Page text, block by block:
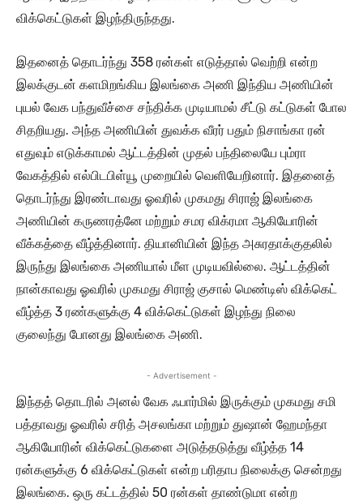
விக்கெட்டுகள் இழந்திருந்தது.
இதனைத் தொடர்ந்து 358 ரன்கள் எடுத்தால் வெற்றி என்ற
இலக்குடன் களமிறங்கிய இலங்கை அணி இந்திய அணியின்
புயல் வேக பந்துவீச்சை சந்திக்க முடியாமல் சீட்டு கட்டுகள் போல
சிதறியது. அந்த அணியின் துவக்க வீரர் பதும் நிசாங்கா ரன்
எதுவும் எடுக்காமல் ஆட்டத்தின் முதல் பந்திலையே பும்ரா
வேகத்தில் எல்பிடபிள்யூ முறையில் வெளியேறினார். இதனைத்
தொடர்ந்து இரண்டாவது ஓவரில் முகமது சிராஜ் இலங்கை
அணியின் கருணரத்னே மற்றும் சமர விக்ரமா ஆகியோரின்
வீக்கத்தை வீழ்த்தினார். தியானியின் இந்த அசுரதாக்குதலில்
இருந்து இலங்கை அணியால் மீள முடியவில்லை. ஆட்டத்தின்
நான்காவது ஓவரில் முகமது சிராஜ் குசால் மெண்டிஸ் விக்கெட்
வீழ்த்த 3 ரண்களுக்கு 4 விக்கெட்டுகள் இழந்து நிலை
குலைந்து போனது இலங்கை அணி.
- Advertisement -
இந்தத் தொடரில் அனல் வேக ஃபார்மில் இருக்கும் முகமது சமி
பத்தாவது ஓவரில் சரித் அசலங்கா மற்றும் துஷான் ஹேமந்தா
ஆகியோரின் விக்கெட்டுகளை அடுத்தடுத்து வீழ்த்த 14
ரன்களுக்கு 6 விக்கெட்டுகள் என்ற பரிதாப நிலைக்கு சென்றது
இலங்கை. ஒரு கட்டத்தில் 50 ரன்கள் தாண்டுமா என்ற